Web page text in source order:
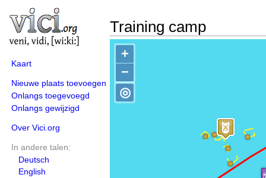
Kaart
Nieuwe plaats toevoegen
Onlangs toegevoegd
Onlangs gewijzigd
Over Vici.org
In andere talen:
Deutsch
English
Training camp
+
−
◎